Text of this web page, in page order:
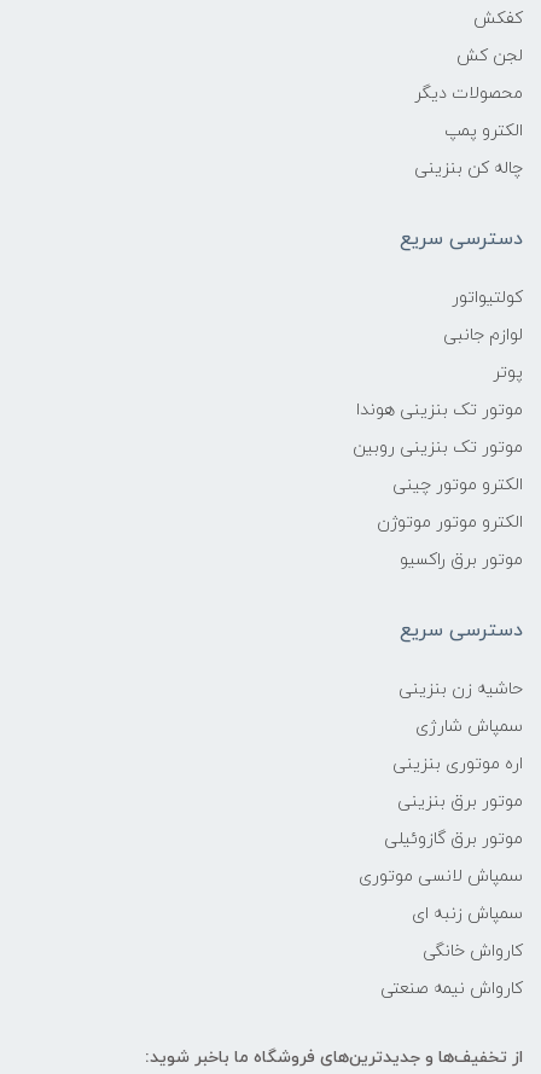
کفکش
لجن کش
محصولات دیگر
الکترو پمپ
چاله کن بنزینی
دسترسی سریع
کولتیواتور
لوازم جانبی
پوتر
موتور تک بنزینی هوندا
موتور تک بنزینی روبین
الکترو موتور چینی
الکترو موتور موتوژن
موتور برق راکسیو
دسترسی سریع
حاشیه زن بنزینی
سمپاش شارژی
اره موتوری بنزینی
موتور برق بنزینی
موتور برق گازوئیلی
سمپاش لانسی موتوری
سمپاش زنبه ای
کارواش خانگی
کارواش نیمه صنعتی
از تخفیف‌ها و جدیدترین‌های فروشگاه ما باخبر شوید: